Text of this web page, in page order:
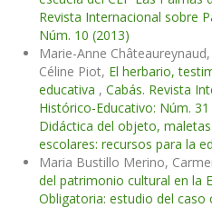
Revista Internacional sobre
Núm. 10 (2013)
Marie-Anne
Céline Piot, El herbario,
educativa , Cabás. Revista
Histórico-Educativo: Núm.
Didáctica del objeto,
escolares: recursos para la
Maria Bustillo Merino,
del patrimonio cultural en la
Obligatoria: estudio del caso